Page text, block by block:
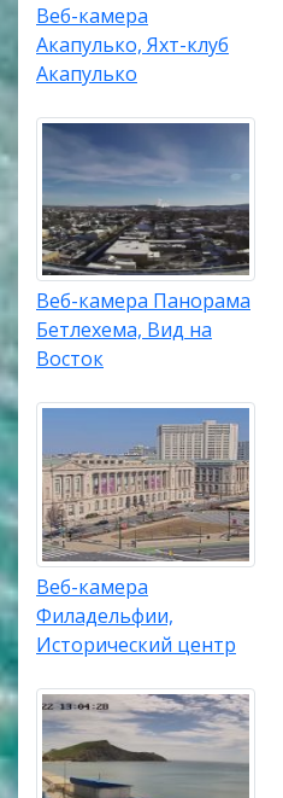
Веб-камера
Акапулько, Яхт-клуб
Акапулько
Веб-камера Панорама
Бетлехема, Вид на
Восток
Веб-камера
Филадельфии,
Исторический центр